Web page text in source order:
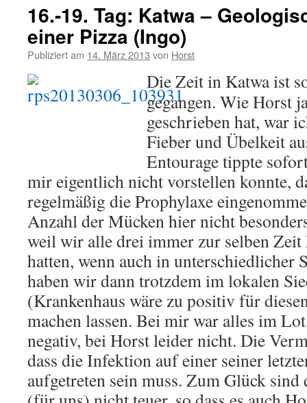
16.-19. Tag: Katwa –
einer Pizza (Ingo)
Publiziert am 14. März 2013 von Horst
Die Zeit in Katwa ist
gegangen. Wie Horst
geschrieben hat, war
Fieber und Übelkeit
Entourage tippte
mir eigentlich nicht vorstellen konnte,
regelmäßig die Prophylaxe
Anzahl der Mücken hier nicht
weil wir alle drei immer zur selben
hatten, wenn auch in unterschiedlicher
haben wir dann trotzdem im lokalen
(Krankenhaus wäre zu positiv für
machen lassen. Bei mir war alles im
negativ, bei Horst leider nicht. Die
dass die Infektion auf einer seiner
aufgetreten sein muss. Zum Glück